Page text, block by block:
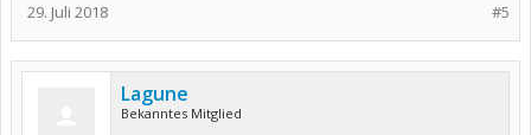
#5
29. Juli 2018
Lagune
Bekanntes Mitglied